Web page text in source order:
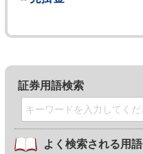
証券用語検索
よく検索される用語